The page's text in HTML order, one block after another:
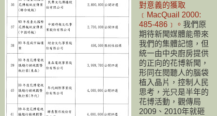
對意義的獲取
﹝MacQuail 2000:
485-486﹞。 我們原
期待新聞媒體能帶來
我們的集體記憶，但
統一由中央廚房提供
的正向的花博新聞，
形同在閱聽人的腦袋
植入晶片，控制人民
思考，光只是半年的
花博活動，觀傳局
2009、2010年就砸